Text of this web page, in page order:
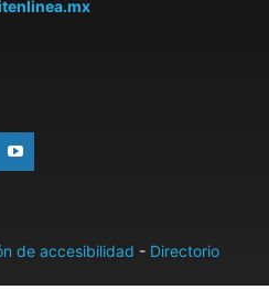
de accesibilidad - Directorio